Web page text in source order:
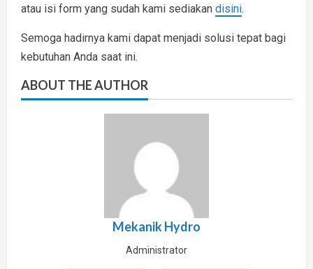
atau isi form yang sudah kami sediakan disini.
Semoga hadirnya kami dapat menjadi solusi tepat bagi
kebutuhan Anda saat ini.
ABOUT THE AUTHOR
Mekanik Hydro
Administrator